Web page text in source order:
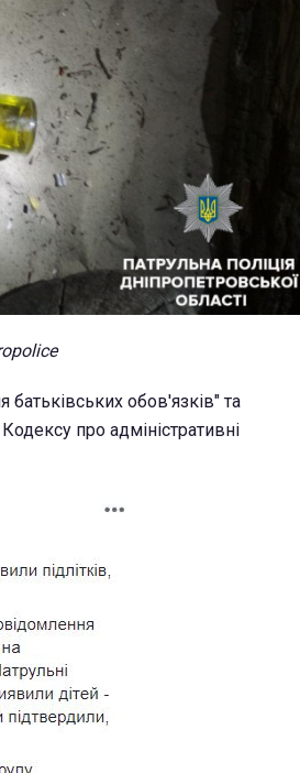
обов'язків" та
про адміністративні